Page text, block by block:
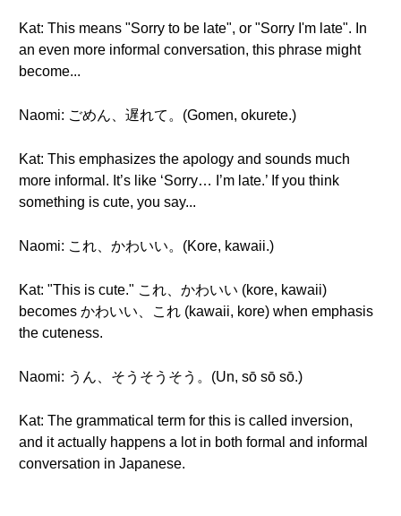
Kat: This means "Sorry to be late", or "Sorry I'm late". In
an even more informal conversation, this phrase might
become...
Naomi: ごめん、遅れて。(Gomen, okurete.)
Kat: This emphasizes the apology and sounds much
more informal. It’s like ‘Sorry… I’m late.’ If you think
something is cute, you say...
Naomi: これ、かわいい。(Kore, kawaii.)
Kat: "This is cute." これ、かわいい (kore, kawaii)
becomes かわいい、これ (kawaii, kore) when emphasis
the cuteness.
Naomi: うん、そうそうそう。(Un, sō sō sō.)
Kat: The grammatical term for this is called inversion,
and it actually happens a lot in both formal and informal
conversation in Japanese.